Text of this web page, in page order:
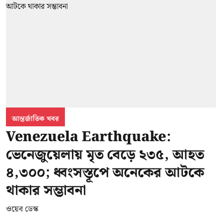
আন্তর্জাতিক খবর
Venezuela Earthquake:
ভেনেজুয়েলায় মৃত বেড়ে ২৩৫, আহত
৪,৩০০; ধ্বংসস্তূপে অনেকের আটকে
থাকার সম্ভাবনা
ওয়েব ডেস্ক